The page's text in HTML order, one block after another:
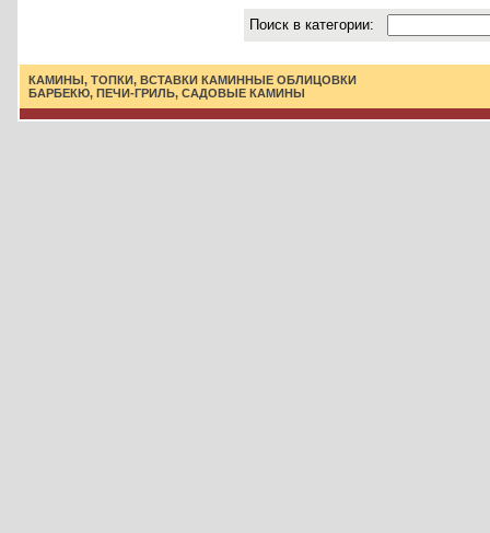
Поиск в категории:
КАМИНЫ, ТОПКИ, ВСТАВКИ КАМИННЫЕ ОБЛИЦОВКИ
БАРБЕКЮ, ПЕЧИ-ГРИЛЬ, САДОВЫЕ КАМИНЫ